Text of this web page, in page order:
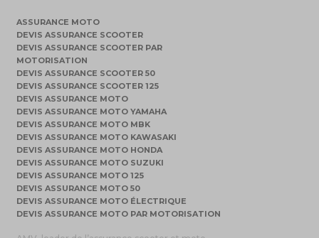
ASSURANCE MOTO
DEVIS ASSURANCE SCOOTER
DEVIS ASSURANCE SCOOTER PAR
MOTORISATION
DEVIS ASSURANCE SCOOTER 50
DEVIS ASSURANCE SCOOTER 125
DEVIS ASSURANCE MOTO
DEVIS ASSURANCE MOTO YAMAHA
DEVIS ASSURANCE MOTO MBK
DEVIS ASSURANCE MOTO KAWASAKI
DEVIS ASSURANCE MOTO HONDA
DEVIS ASSURANCE MOTO SUZUKI
DEVIS ASSURANCE MOTO 125
DEVIS ASSURANCE MOTO 50
DEVIS ASSURANCE MOTO ÉLECTRIQUE
DEVIS ASSURANCE MOTO PAR MOTORISATION